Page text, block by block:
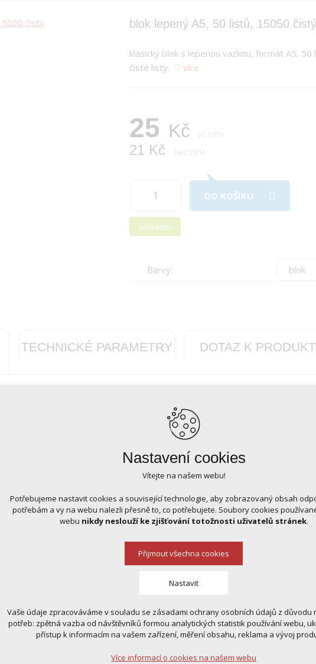
blok lepený A5, 50 listů, 15050 čistý
klasický blok s lepenou vazkou, formát A5,
čisté listy.
více
25 Kč vč. DPH
21 Kč bez DPH
DO KOŠÍKU
skladem
Barvy:
TECHNICKÉ PARAMETRY DOTAZ K
A5, 50 listů. K dispozici s linkou, čtverečkem, nebo čisté listy.
Krpa
Nastavení cookies
Vítejte na našem webu!
Potřebujeme nastavit cookies a související technologie, aby zobrazovaný obsah
potřebám a vy na webu nalezli přesně to, co potřebujete. Soubory cookies
webu nikdy neslouží ke zjišťování totožnosti uživatelů stránek.
Přijmout všechna cookies
Nastavit
Technická cookies
nutná pro provozování webu
udržení kontextu stránek (session): případná přihlášení, volby jazyka, apod.
Vaše údaje zpracováváme v souladu se zásadami ochrany osobních údajů z důvodu
potřeb: zpětná vazba od návštěvníků formou analytických statistik používání webu,
přístup k informacím na vašem zařízení, měření obsahu, reklama a vývoj
Více informací o cookies na našem webu